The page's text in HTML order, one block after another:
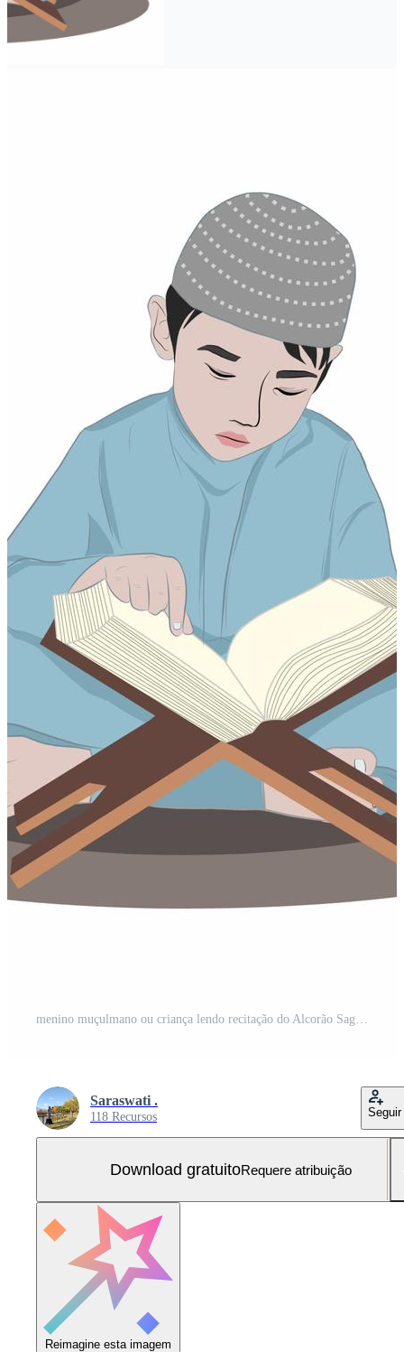
menino muçulmano ou criança lendo recitação do Alcorão Sagrado quando a atividade positiva do mês do Ramadã. Vetor Grátis e SVG Grátis
Saraswati .
118 Recursos Seguir
Download gratuitoRequere atribuição
Reimagine esta imagem